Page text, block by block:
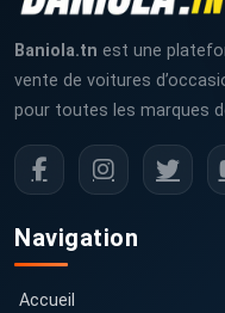
Baniola.tn est une
vente de voitures
pour toutes les marques
Navigation
Accueil